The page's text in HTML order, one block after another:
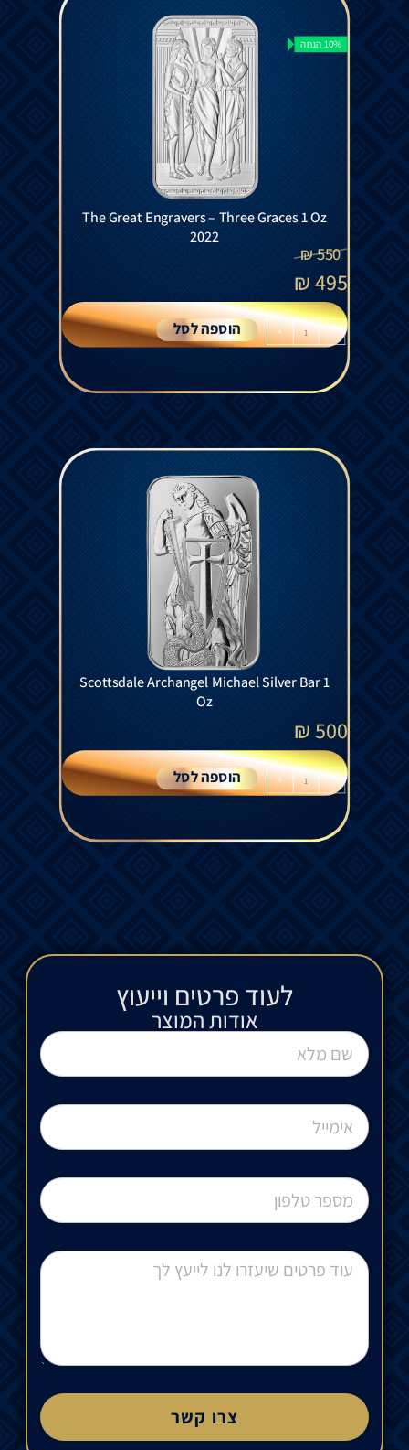
10% הנחה
The Great Engravers – Three Graces 1 Oz
2022
550
₪
495
₪
-
+ הוספה לסל
Scottsdale Archangel Michael Silver Bar 1
Oz
500
₪
-
+ הוספה לסל
לעוד פרטים וייעוץ​
אודות המוצר
צרו קשר